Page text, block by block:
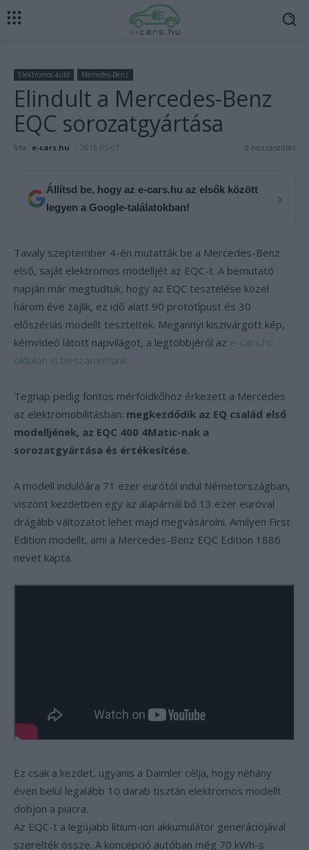
Elektromos autó Mercedes-Benz
Elindult a Mercedes-Benz
EQC sorozatgyártása
Írta: e-cars.hu - 2019-05-07 0 hozzászólás
Állítsd be, hogy az e-cars.hu az elsők között
legyen a Google-találatokban!
›
Tavaly szeptember 4-én mutatták be a Mercedes-Benz
első, saját elektromos modelljét az EQC-t. A bemutató
napján már megtudtuk, hogy az EQC tesztelése közel
három éve zajlik, ez idő alatt 90 prototípust és 30
előszériás modellt teszteltek. Megannyi kiszivárgott kép,
kémvideó látott napvilágot, a legtöbbjéről az e-cars.hu
oldalon is beszámoltunk.
Tegnap pedig fontos mérföldkőhöz érkezett a Mercedes
az elektromobilitásban: megkezdődik az EQ család első
modelljének, az EQC 400 4Matic-nak a
sorozatgyártása és értékesítése.
A modell indulóára 71 ezer eurótól indul Németországban,
viszont kezdetben egy az alapárnál bő 13 ezer euróval
drágább változatot lehet majd megvásárolni. Amilyen First
Edition modellt, ami a Mercedes-Benz EQC Edition 1886
nevet kapta.
Ez csak a kezdet, ugyanis a Daimler célja, hogy néhány
éven belül legalább 10 darab tisztán elektromos modellt
dobjon a piacra.
Az EQC-t a legújabb lítium-ion akkumulátor generációjával
szerelték össze. A koncepció autóban még 70 kWh-s